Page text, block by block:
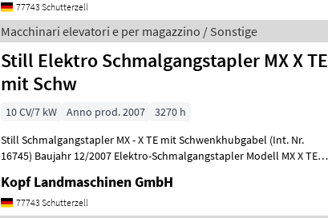
77743 Schutterzell
Macchinari elevatori e per magazzino / Sonstige
Still Elektro Schmalgangstapler MX X TE
mit Schw
10 CV/7 kW Anno prod. 2007
3270 h
Still Schmalgangstapler MX - X TE mit Schwenkhubgabel (Int. Nr.
16745) Baujahr 12/2007 Elektro-Schmalgangstapler Modell MX X TE
Kopf Landmaschinen GmbH
77743 Schutterzell